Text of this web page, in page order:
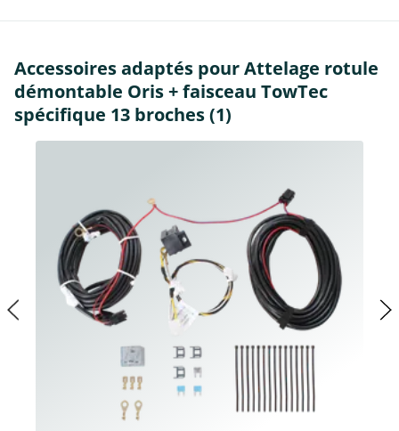
Accessoires adaptés pour Attelage rotule
démontable Oris + faisceau TowTec
spécifique 13 broches (1)